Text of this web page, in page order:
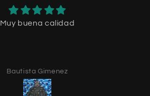
Muy buena calidad
Bautista Gimenez